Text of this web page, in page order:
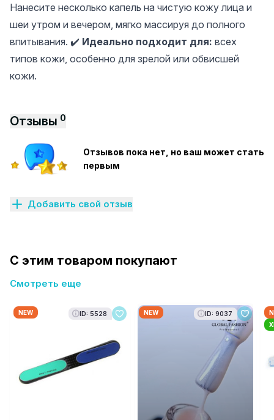
Нанесите несколько капель на чистую кожу лица и
шеи утром и вечером, мягко массируя до полного
впитывания. ✔️ Идеально подходит для: всех
типов кожи, особенно для зрелой или обвисшей
кожи.
Отзывы 0
Отзывов пока нет, но ваш может стать
первым
Добавить свой отзыв
С этим товаром покупают
Смотреть еще
NEW ID: 5528 NEW ID: 9037